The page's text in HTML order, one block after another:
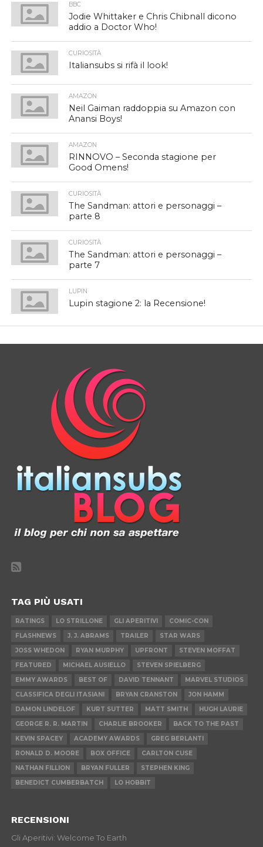
BBC
Jodie Whittaker e Chris Chibnall dicono
addio a Doctor Who!
CURIOSITÀ
Italiansubs si rifà il look!
AMAZON
Neil Gaiman raddoppia su Amazon con
Anansi Boys!
AMAZON
RINNOVO – Seconda stagione per
Good Omens!
CURIOSITÀ
The Sandman: attori e personaggi –
parte 8
CURIOSITÀ
The Sandman: attori e personaggi –
parte 7
LUPIN
Lupin stagione 2: la Recensione!
TAG PIÙ USATI
RATINGS LO STRILLONE GLI APERITIVI
COMIC-CON
FLASHNEWS
J. J. ABRAMS TRAILER
STAR WARS
JOSS WHEDON
RYAN MURPHY UPFRONT
STEVEN MOFFAT
FEATURED
MICHAEL AUSIELLO
STEVEN SPIELBERG
EMMY AWARDS
BEST OF DAVID TENNANT
MARVEL STUDIOS
CLASSIFICA DEGLI ITASIANI
BRYAN CRANSTON
JON HAMM
DAMON LINDELOF
KURT SUTTER MATT SMITH
HUGH LAURIE
GEORGE R. R. MARTIN
CHARLIE BROOKER
BACK TO THE PAST
KEVIN SPACEY
ACADEMY AWARDS
GREG BERLANTI
RONALD D. MOORE
BOX OFFICE
CARLTON CUSE
NATHAN FILLION
BRYAN FULLER
STEPHEN KING
BENEDICT CUMBERBATCH
LO HOBBIT
RECENSIONI
Gli Aperitivi: Welcome To Earth